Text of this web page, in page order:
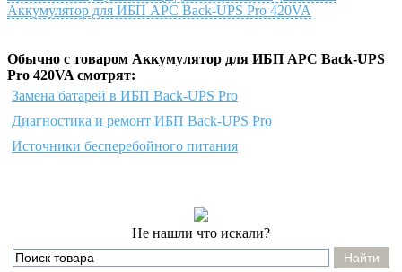
Аккумулятор для ИБП APC Back-UPS Pro 420VA
Обычно с товаром Аккумулятор для ИБП APC Back-UPS
Pro 420VA смотрят:
Замена батарей в ИБП Back-UPS Pro
Диагностика и ремонт ИБП Back-UPS Pro
Источники бесперебойного питания
Не нашли что искали?